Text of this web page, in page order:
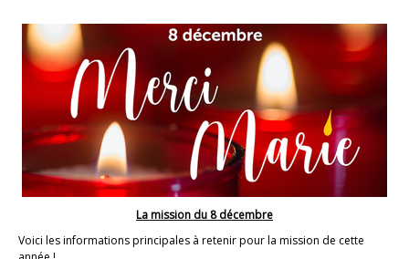
La mission du 8 décembre
Voici les informations principales à retenir pour la mission de cette